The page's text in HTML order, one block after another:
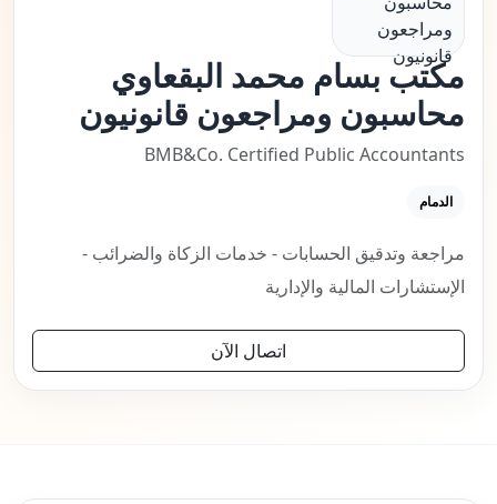
مكتب بسام محمد البقعاوي
محاسبون ومراجعون قانونيون
BMB&Co. Certified Public Accountants
الدمام
مراجعة وتدقيق الحسابات - خدمات الزكاة والضرائب -
الإستشارات المالية والإدارية
اتصال الآن